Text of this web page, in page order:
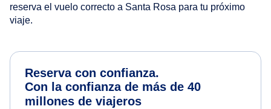
reserva el vuelo correcto a Santa Rosa para tu próximo
viaje.
Reserva con confianza.
Con la confianza de más de 40
millones de viajeros